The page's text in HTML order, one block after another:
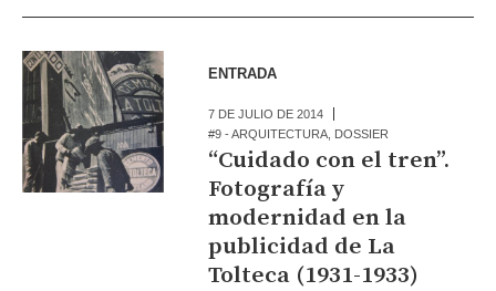
ENTRADA
7 DE JULIO DE 2014
#9 - ARQUITECTURA DOSSIER
“Cuidado con el tren”.
Fotografía y
modernidad en la
publicidad de La
Tolteca (1931-1933)